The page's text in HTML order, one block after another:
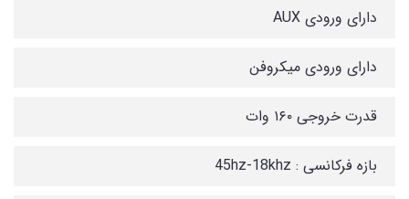
دارای ورودی AUX
دارای ورودی میکروفن
قدرت خروجی ۱۶۰ وات
بازه فرکانسی : 45hz-18khz